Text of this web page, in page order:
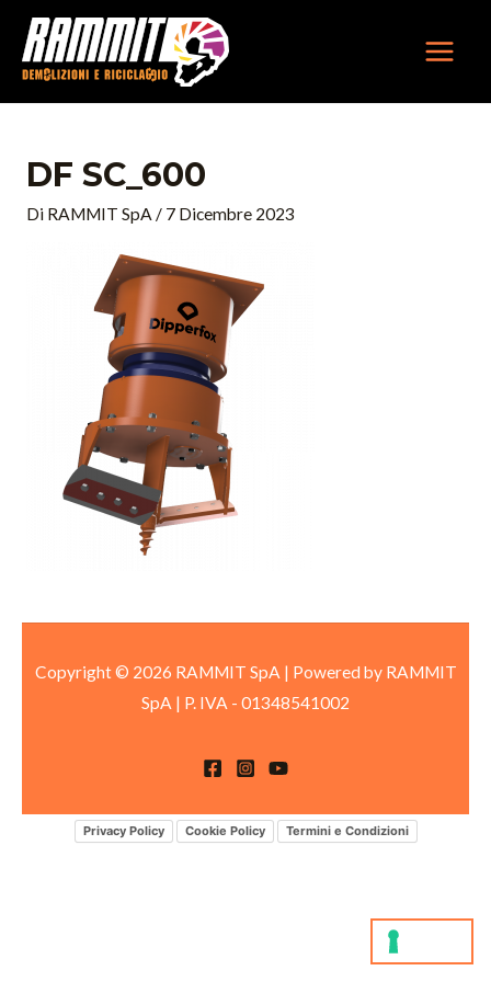
contenuto
DF SC_600
Di RAMMIT SpA / 7 Dicembre 2023
Copyright © 2026 RAMMIT SpA | Powered by RAMMIT
SpA | P. IVA - 01348541002
Privacy Policy Cookie Policy Termini e Condizioni